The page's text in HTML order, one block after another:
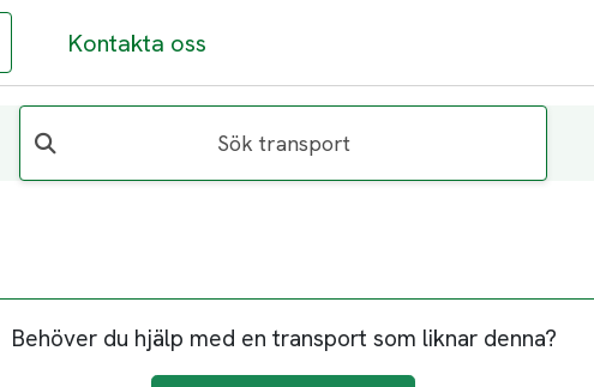
Kontakta oss
Sök transport
Behöver du hjälp med en transport som liknar denna?